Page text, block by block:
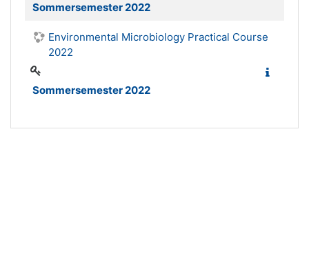
Sommersemester 2022
Environmental Microbiology Practical Course
2022
Sommersemester 2022